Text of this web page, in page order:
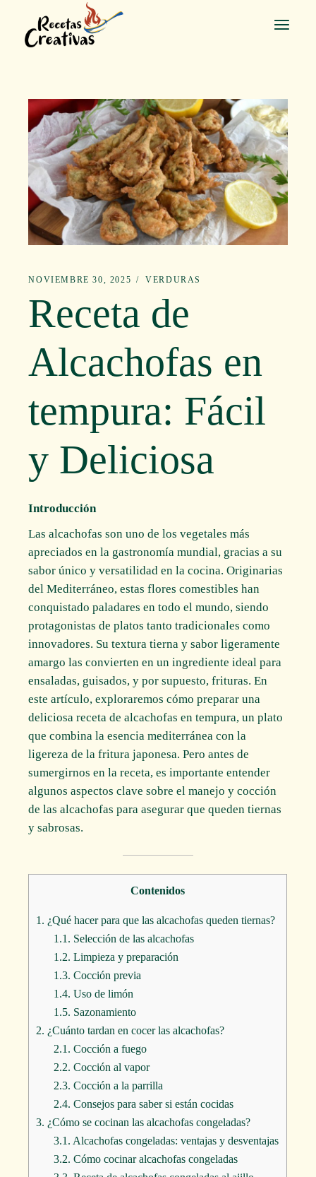
contenido
NOVIEMBRE 30, 2025 VERDURAS
Receta de
Alcachofas en
tempura: Fácil
y Deliciosa
Introducción
Las alcachofas son uno de los vegetales más
apreciados en la gastronomía mundial, gracias a su
sabor único y versatilidad en la cocina. Originarias
del Mediterráneo, estas flores comestibles han
conquistado paladares en todo el mundo, siendo
protagonistas de platos tanto tradicionales como
innovadores. Su textura tierna y sabor ligeramente
amargo las convierten en un ingrediente ideal para
ensaladas, guisados, y por supuesto, frituras. En
este artículo, exploraremos cómo preparar una
deliciosa receta de alcachofas en tempura, un plato
que combina la esencia mediterránea con la
ligereza de la fritura japonesa. Pero antes de
sumergirnos en la receta, es importante entender
algunos aspectos clave sobre el manejo y cocción
de las alcachofas para asegurar que queden tiernas
y sabrosas.
Contenidos
1. ¿Qué hacer para que las alcachofas queden tiernas?
1.1. Selección de las alcachofas
1.2. Limpieza y preparación
1.3. Cocción previa
1.4. Uso de limón
1.5. Sazonamiento
2. ¿Cuánto tardan en cocer las alcachofas?
2.1. Cocción a fuego
2.2. Cocción al vapor
2.3. Cocción a la parrilla
2.4. Consejos para saber si están cocidas
3. ¿Cómo se cocinan las alcachofas congeladas?
3.1. Alcachofas congeladas: ventajas y desventajas
3.2. Cómo cocinar alcachofas congeladas